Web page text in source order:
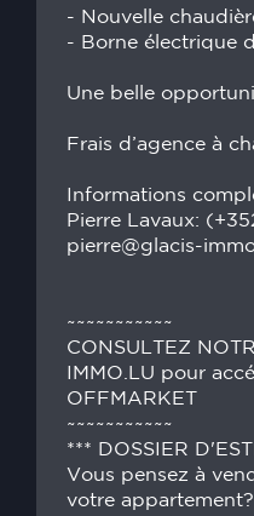
- Nouvelle
- Borne électrique
Une belle
Frais d’agence à
Informations
Pierre Lavaux:
pierre@glacis-
~~~~~~~~~~~
CONSULTEZ
IMMO.LU pour
OFFMARKET
~~~~~~~~~~~
*** DOSSIER
Vous pensez à
votre appartement?